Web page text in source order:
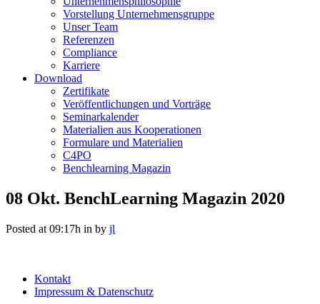
Vorstellung Unternehmensgruppe
Unser Team
Referenzen
Compliance
Karriere
Download
Zertifikate
Veröffentlichungen und Vorträge
Seminarkalender
Materialien aus Kooperationen
Formulare und Materialien
C4PO
Benchlearning Magazin
08 Okt. BenchLearning Magazin 2020
Posted at 09:17h in by jl
Kontakt
Impressum & Datenschutz